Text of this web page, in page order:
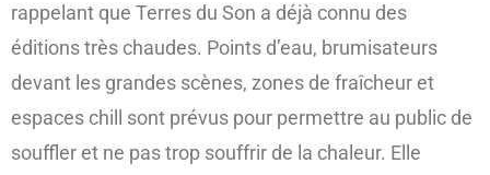
rappelant que Terres du Son a déjà connu des
éditions très chaudes. Points d’eau, brumisateurs
devant les grandes scènes, zones de fraîcheur et
espaces chill sont prévus pour permettre au public de
souffler et ne pas trop souffrir de la chaleur. Elle